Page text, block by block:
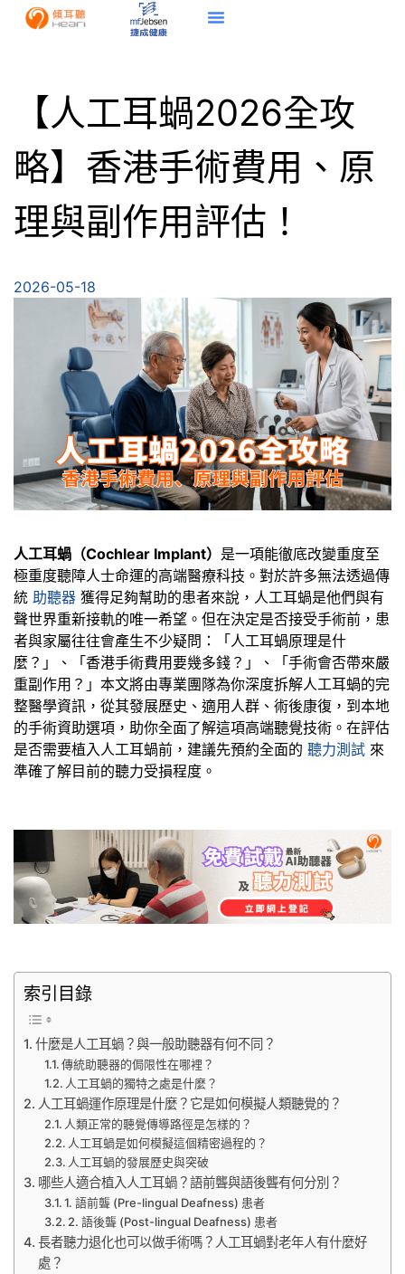
【人工耳蝸2026全攻
略】香港手術費用、原
理與副作用評估！
2026-05-18
人工耳蝸（Cochlear Implant） 是一項能徹底改變重度至
極重度聽障人士命運的高端醫療科技。對於許多無法透過傳
統 助聽器 獲得足夠幫助的患者來說，人工耳蝸是他們與有
聲世界重新接軌的唯一希望。但在決定是否接受手術前，患
者與家屬往往會產生不少疑問：「人工耳蝸原理是什
麼？」、「香港手術費用要幾多錢？」、「手術會否帶來嚴
重副作用？」本文將由專業團隊為你深度拆解人工耳蝸的完
整醫學資訊，從其發展歷史、適用人群、術後康復，到本地
的手術資助選項，助你全面了解這項高端聽覺技術。在評估
是否需要植入人工耳蝸前，建議先預約全面的 聽力測試 來
準確了解目前的聽力受損程度。
索引目錄
什麼是人工耳蝸？與一般助聽器有何不同？
傳統助聽器的侷限性在哪裡？
人工耳蝸的獨特之處是什麼？
人工耳蝸運作原理是什麼？它是如何模擬人類聽覺的？
人類正常的聽覺傳導路徑是怎樣的？
人工耳蝸是如何模擬這個精密過程的？
人工耳蝸的發展歷史與突破
哪些人適合植入人工耳蝸？語前聾與語後聾有何分別？
1. 語前聾 (Pre-lingual Deafness) 患者
2. 語後聾 (Post-lingual Deafness) 患者
長者聽力退化也可以做手術嗎？人工耳蝸對老年人有什麼好
處？